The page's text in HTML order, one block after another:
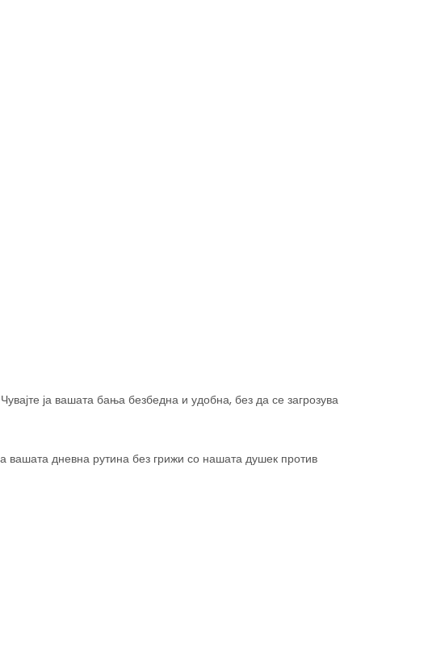
ја вашата бања безбедна и удобна, без да се загрозува
вашата дневна рутина без грижи со нашата душек против